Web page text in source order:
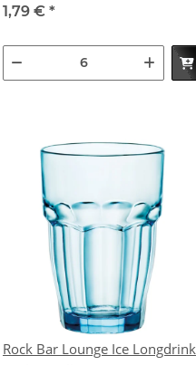
1,79 € *
Rock Bar Lounge Ice Longdrink